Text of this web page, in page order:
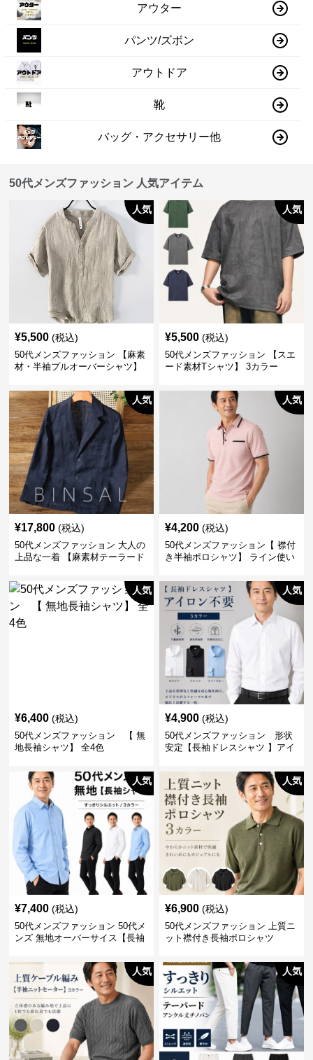
アウター
パンツ/ズボン
アウトドア
靴
バッグ・アクセサリー他
50代メンズファッション 人気アイテム
人気
¥5,500 (税込)
50代メンズファッション 【麻素
材・半袖プルオーバーシャツ】
人気
¥5,500 (税込)
50代メンズファッション 【スエ
ード素材Tシャツ】 3カラー
人気
¥17,800 (税込)
50代メンズファッション 大人の
上品な一着 【麻素材テーラード
人気
¥4,200 (税込)
50代メンズファッション【 襟付
き半袖ポロシャツ】 ライン使い
人気
¥6,400 (税込)
50代メンズファッション 【 無
地長袖シャツ】 全4色
人気
¥4,900 (税込)
50代メンズファッション 形状
安定【長袖ドレスシャツ 】アイ
人気
¥7,400 (税込)
50代メンズファッション 50代メ
ンズ 無地オーバーサイス【長袖
人気
¥6,900 (税込)
50代メンズファッション 上質ニ
ット襟付き長袖ポロシャツ
人気 人気